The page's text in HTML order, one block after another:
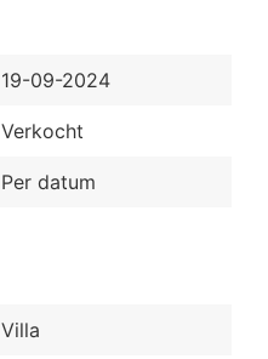
19-09-2024
Verkocht
Per datum
Villa